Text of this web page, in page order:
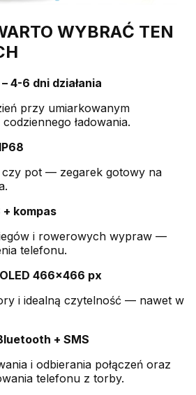
WYBRAĆ TEN
4-6 dni działania
przy umiarkowanym
ładowania.
czy pot — zegarek gotowy na
+ kompas
i rowerowych wypraw —
telefonu.
466×466 px
i idealną czytelność — nawet w
+ SMS
i odbierania połączeń oraz
telefonu z torby.